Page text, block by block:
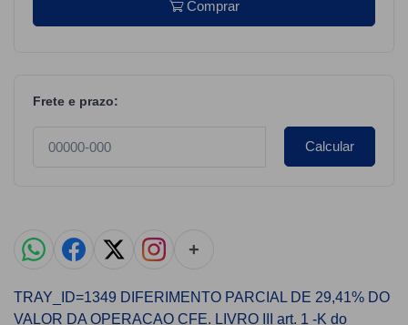
Comprar
Frete e prazo:
Calcular
+
TRAY_ID=1349 DIFERIMENTO PARCIAL DE 29,41% DO
VALOR DA OPERACAO CFE. LIVRO III art. 1 -K do